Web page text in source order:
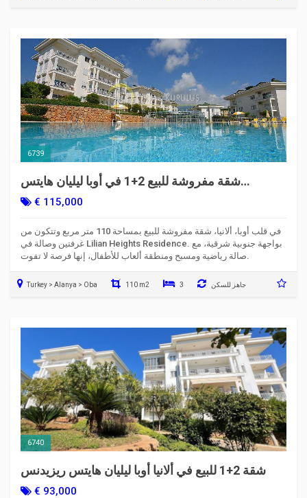
6739
شقة مفروشة للبيع 2+1 في أوبا ليليان هايتس
ريزيدنس، ألانيا
€ 115,000
في قلب أوبا، ألانيا، شقة مفروشة للبيع بمساحة 110 متر مربع وتتكون من
غرفتين وصالة في Lilian Heights Residence. بواجهة جنوبية شرقية، مع
صالة رياضية ومسبح ومنطقة ألعاب للأطفال، إنها فرصة لا تفوت.
Turkey > Alanya > Oba 110 m2 3 جاهز للسكن
6740
شقة 2+1 للبيع في ألانيا أوبا ليليان هايتس ريزيدنس
€ 93,000